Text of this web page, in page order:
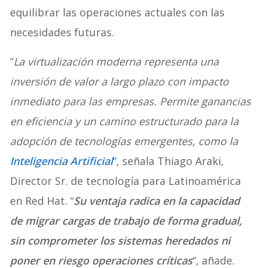
equilibrar las operaciones actuales con las
necesidades futuras.
“La virtualización moderna representa una
inversión de valor a largo plazo con impacto
inmediato para las empresas. Permite ganancias
en eficiencia y un camino estructurado para la
adopción de tecnologías emergentes, como la
Inteligencia Artificial“, señala Thiago Araki,
Director Sr. de tecnología para Latinoamérica
en Red Hat. “Su ventaja radica en la capacidad
de migrar cargas de trabajo de forma gradual,
sin comprometer los sistemas heredados ni
poner en riesgo operaciones críticas“, añade.